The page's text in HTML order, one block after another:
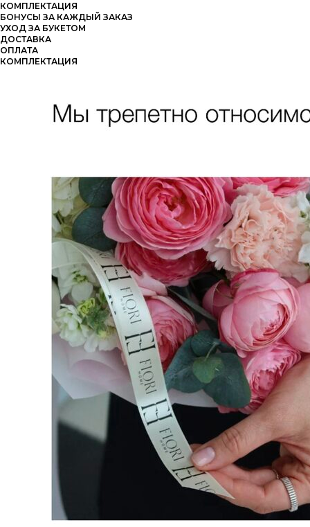
КОМПЛЕКТАЦИЯ
БОНУСЫ ЗА КАЖДЫЙ ЗАКАЗ
УХОД ЗА БУКЕТОМ
ДОСТАВКА
ОПЛАТА
КОМПЛЕКТАЦИЯ